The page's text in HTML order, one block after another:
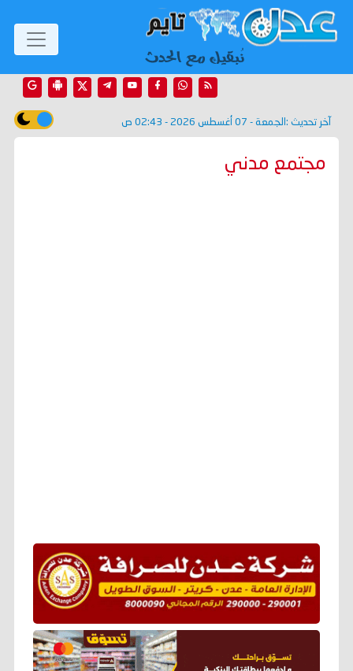
آخر تحديث : الجمعة - 07 أغسطس 2026 - 02:43 ص
مجتمع مدني